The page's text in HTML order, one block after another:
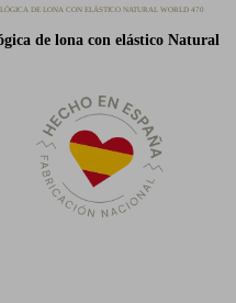
DE LONA CON ELÁSTICO NATURAL WORLD 470
de lona con elástico Natural